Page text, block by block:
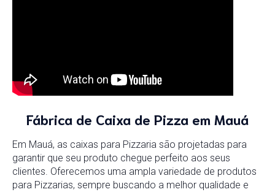
Fábrica de Caixa de Pizza em Mauá
Em Mauá, as caixas para Pizzaria são projetadas para
garantir que seu produto chegue perfeito aos seus
clientes. Oferecemos uma ampla variedade de produtos
para Pizzarias, sempre buscando a melhor qualidade e